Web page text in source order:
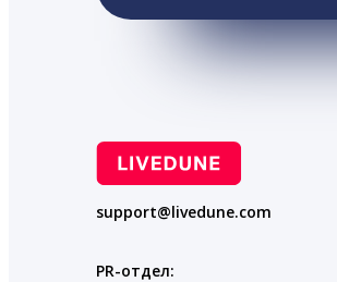
support@livedune.com
PR-отдел: